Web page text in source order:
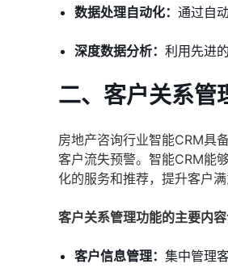
数据处理自动化： 通过自
深度数据分析： 利用先进
二、客户关系管
房地产咨询行业智能CRM具
客户流失预警。智能CRM能
化的服务和推荐，提升客户满
客户关系管理功能的主要内容
客户信息管理： 集中管理